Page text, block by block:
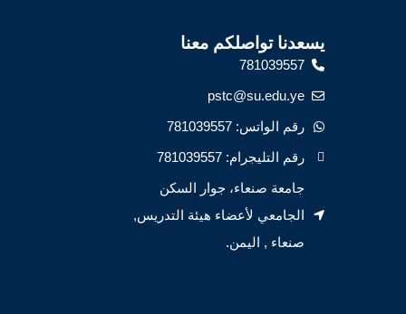
يسعدنا تواصلكم معنا
781039557
pstc@su.edu.ye
رقم الواتس: 781039557
رقم التليجرام: 781039557
جامعة صنعاء، جوار السكن
الجامعي لأعضاء هيئة التدريس,
صنعاء , اليمن.